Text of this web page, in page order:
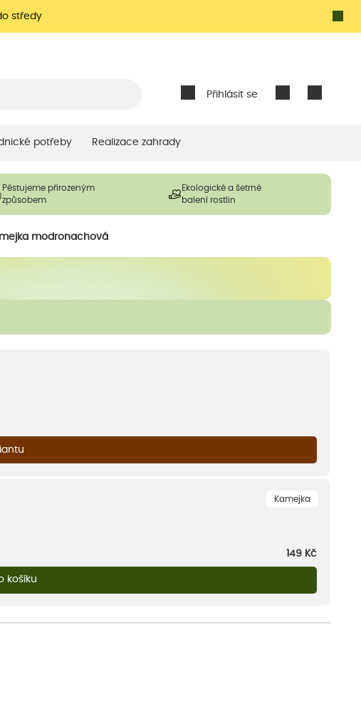
středy
Přihlásit se
potřeby Realizace zahrady
Pěstujeme přirozeným
způsobem
Ekologické a šetrné
balení rostlin
modronachová
Kamejka
149 Kč
košíku